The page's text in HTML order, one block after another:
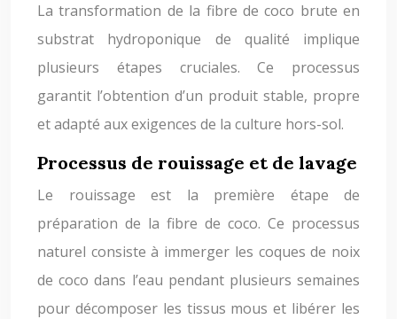
La transformation de la fibre de coco brute en
substrat hydroponique de qualité implique
plusieurs étapes cruciales. Ce processus
garantit l’obtention d’un produit stable, propre
et adapté aux exigences de la culture hors-sol.
Processus de rouissage et de lavage
Le rouissage est la première étape de
préparation de la fibre de coco. Ce processus
naturel consiste à immerger les coques de noix
de coco dans l’eau pendant plusieurs semaines
pour décomposer les tissus mous et libérer les